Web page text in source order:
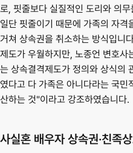
로, 핏줄보다 실질적인 도리와 의
일단 핏줄이기 때문에 가족의 자
거쳐 상속권을 취소하는 방식입니
제도가 우월하지만, 노종언 변호
는 상속결격제도가 정의와 상식의
였다고 다 가족은 아니다라는 국
산하는 것"이라고 강조하였습니다.
사실혼 배우자 상속권·친족